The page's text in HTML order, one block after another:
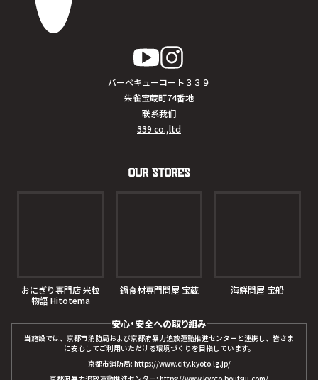
バーベキューコート３３９
朱雀宝蔵町74番地
联系我们
339 co.,ltd
Our Stores
おにぎり専門店 米粒
物語 Hitotema
鍋食材専門問屋 宝蔵 海鮮問屋 宝船
安心・安全への取り組み
当施設では、京都市消防局および京都府暴力追放運動推進センターと連携し、皆さま
に安心してご利用いただける環境づくりを目指しています。
京都市消防局: https://www.city.kyoto.lg.jp/